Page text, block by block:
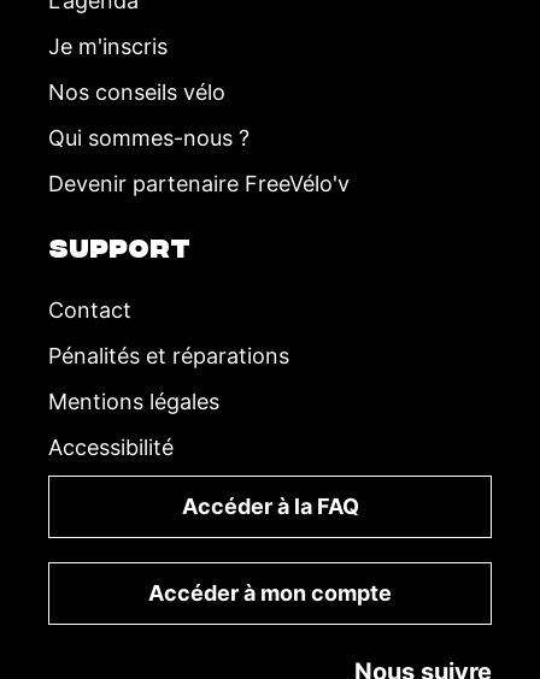
Je m'inscris
Nos conseils vélo
Qui sommes-nous ?
Devenir partenaire FreeVélo'v
SUPPORT
Contact
Pénalités et réparations
Mentions légales
Accessibilité
Accéder à la FAQ
Accéder à mon compte
Nous suivre